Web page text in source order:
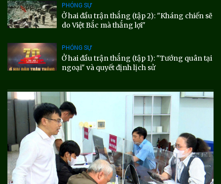
PHÓNG SỰ
Ở hai đầu trận thắng (tập 2): "Kháng chiến sẽ
do Việt Bắc mà thắng lợi"
PHÓNG SỰ
Ở hai đầu trận thắng (tập 1): "Tướng quân tại
ngoại" và quyết định lịch sử